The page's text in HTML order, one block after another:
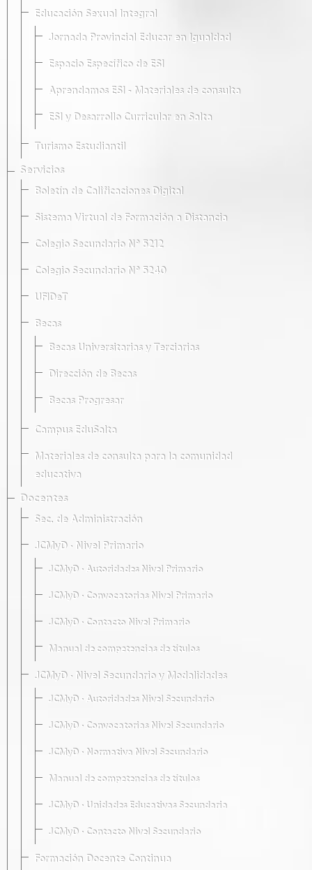
Educación Sexual Integral
Jornada Provincial Educar en Igualdad
Espacio Específico de ESI
Aprendamos ESI - Materiales de consulta
ESI y Desarrollo Curricular en Salta
Turismo Estudiantil
Servicios
Boletín de Calificaciones Digital
Sistema Virtual de Formación a Distancia
Colegio Secundario Nº 5212
Colegio Secundario Nº 5240
UFIDeT
Becas
Becas Universitarias y Terciarias
Dirección de Becas
Becas Progresar
Campus EduSalta
Materiales de consulta para la comunidad
educativa
Docentes
Sec. de Administración
JCMyD · Nivel Primario
JCMyD · Autoridades Nivel Primario
JCMyD · Convocatorias Nivel Primario
JCMyD · Contacto Nivel Primario
Manual de competencias de títulos
JCMyD · Nivel Secundario y Modalidades
JCMyD · Autoridades Nivel Secundario
JCMyD · Convocatorias Nivel Secundario
JCMyD · Normativa Nivel Secundario
Manual de competencias de títulos
JCMyD · Unidades Educativas Secundaria
JCMyD · Contacto Nivel Secundario
Formación Docente Continua